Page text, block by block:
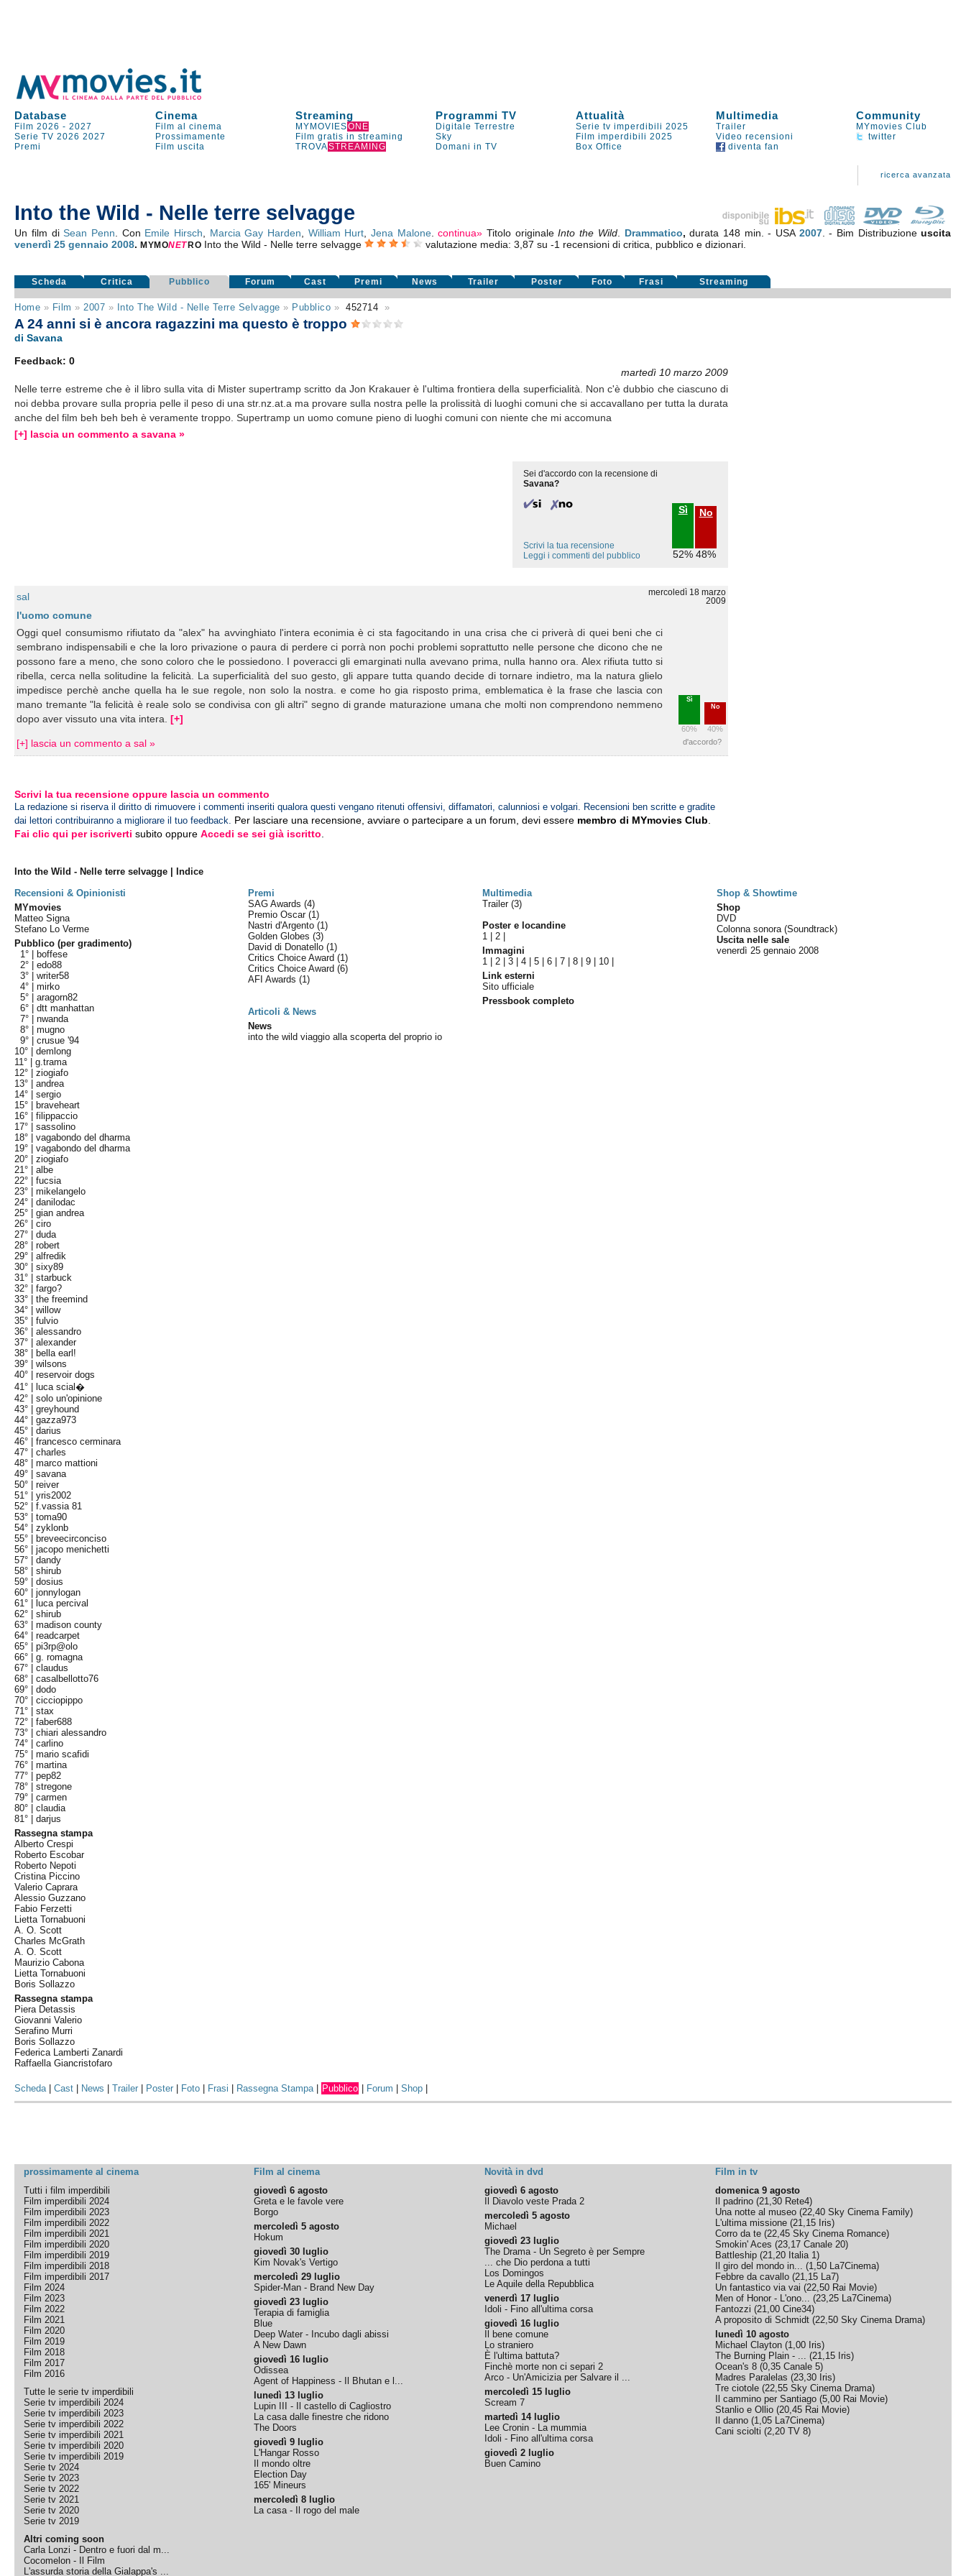
Database Cinema Streaming Programmi TV Attualità Multimedia Community
Film 2026 -2027 Film al cinema MYMOVIESONE Digitale Terrestre Serie tv imperdibili 2025 Trailer
MYmovies Club
Serie TV 2026 2027 Prossimamente Film gratis in streaming Sky Film imperdibili 2025 Video recensioni
twitter
Premi
Film uscita TROVASTREAMING Domani in TV Box Office diventa fan
ricerca avanzata
Into the Wild - Nelle terre selvagge
Un film diSean Penn . Con Emile Hirsch Marcia Gay Harden William Hurt ,Jena Malone.continua» Titolo originaleInto the Wild. Drammatico,durata 148 min. - USA 2007. - Bim Distribuzioneuscita
venerdì 25 gennaio 2008.MYMONET RO Into the Wild - Nelle terre selvagge valutazione media: 3,87 su -1 recensioni di critica, pubblico e dizionari.
Scheda Critica Pubblico Forum Cast Premi News Trailer Poster Foto Frasi Streaming
Home » Film » 2007 » Into The Wild - Nelle Terre Selvagge » Pubblico » 452714 »
A 24 anni si è ancora ragazzini ma questo è troppo
di Savana
Feedback: 0
martedì 10 marzo 2009
Nelle terre estreme che è il libro sulla vita di Mister supertramp scritto da Jon Krakauer è l'ultima frontiera della superficialità. Non c'è dubbio che ciascuno di
noi debba provare sulla propria pelle il peso di una str.nz.at.a ma provare sulla nostra pelle la prolissità di luoghi comuni che si accavallano per tutta la durata
anche del film beh beh beh è veramente troppo. Supertramp un uomo comune pieno di luoghi comuni con niente che mi accomuna
[+] lascia un commento a savana »
Sei d'accordo con la recensione di
Savana?
Sì
52%
No
48%
Scrivi la tua recensione
Leggi i commenti del pubblico
sal
mercoledì 18 marzo
2009
l'uomo comune
Sì
60%
No
40%
Oggi quel consumismo rifiutato da "alex" ha avvinghiato l'intera econimia è ci sta fagocitando in una crisa che ci priverà di quei beni che ci
sembrano indispensabili e che la loro privazione o paura di perdere ci porrà non pochi problemi soprattutto nelle persone che dicono che ne
possono fare a meno, che sono coloro che le possiedono. I poveracci gli emarginati nulla avevano prima, nulla hanno ora. Alex rifiuta tutto si
ribella, cerca nella solitudine la felicità. La superficialità del suo gesto, gli appare tutta quando decide di tornare indietro, ma la natura glielo
impedisce perchè anche quella ha le sue regole, non solo la nostra. e come ho gia risposto prima, emblematica è la frase che lascia con
mano tremante "la felicità è reale solo se condivisa con gli altri" segno di grande maturazione umana che molti non comprendono nemmeno
dopo aver vissuto una vita intera.[+]
[+] lascia un commento a sal » d'accordo?
Scrivi la tua recensione oppure lascia un commento
La redazione si riserva il diritto di rimuovere i commenti inseriti qualora questi vengano ritenuti offensivi, diffamatori, calunniosi e volgari. Recensioni ben scritte e gradite
dai lettori contribuiranno a migliorare il tuo feedback. Per lasciare una recensione, avviare o partecipare a un forum, devi essere membro di MYmovies Club
Fai clic qui per iscriverti subito oppureAccedi se sei già iscritto
Into the Wild - Nelle terre selvagge | Indice
Recensioni & Opinionisti
Premi Multimedia
Shop & Showtime
MYmovies
Matteo Signa
Stefano Lo Verme
Pubblico (per gradimento)
1° |
boffese
2° |edo88
3° |writer58
4° |mirko
5° |aragorn82
6° |dtt manhattan
7° |nwanda
8° |mugno
9° |crusue '94
10° |demlong
11° |g.trama
12° |ziogiafo
13° |andrea
14° |sergio
15° |
braveheart
16° |filippaccio
17° |sassolino
18° |vagabondo del dharma
19° |vagabondo del dharma
20° |ziogiafo
21° |albe
22° |fucsia
23° |mikelangelo
24° |danilodac
25° |gian andrea
26° |ciro
27° |duda
28° |robert
29° |alfredik
30° |sixy89
31° |starbuck
32° |fargo?
33° |the freemind
34° |willow
35° |fulvio
36° |alessandro
37° |alexander
38° |
bella earl!
39° |wilsons
40° |reservoir dogs
41° |
luca scial�
42° |solo un'opinione
43° |greyhound
44° |gazza973
45° |darius
46° |francesco cerminara
47° |charles
48° |marco mattioni
49° |savana
50° |reiver
51° |yris2002
52° |f.vassia 81
53° |toma90
54° |zyklonb
55° |
breveecirconciso
56° |jacopo menichetti
57° |dandy
58° |shirub
59° |dosius
60° |jonnylogan
61° |
luca percival
62° |shirub
63° |madison county
64° |readcarpet
65° |pi3rp@olo
66° |g. romagna
67° |claudus
68° |casalbellotto76
69° |dodo
70° |cicciopippo
71° |stax
72° |faber688
73° |chiari alessandro
74° |carlino
75° |mario scafidi
76° |martina
77° |pep82
78° |stregone
79° |carmen
80° |claudia
81° |darjus
Rassegna stampa
Alberto Crespi
Roberto Escobar
Roberto Nepoti
Cristina Piccino
Valerio Caprara
Alessio Guzzano
Fabio Ferzetti
Lietta Tornabuoni
A. O. Scott
Charles McGrath
A. O. Scott
Maurizio Cabona
Lietta Tornabuoni
Boris Sollazzo
Rassegna stampa
Piera Detassis
Giovanni Valerio
Serafino Murri
Boris Sollazzo
Federica Lamberti Zanardi
Raffaella Giancristofaro
SAG Awards(4)
Premio Oscar(1)
Nastri d'Argento(1)
Golden Globes(3)
David di Donatello(1)
Critics Choice Award(1)
Critics Choice Award(6)
AFI Awards(1)
Articoli & News
News
into the wild viaggio alla scoperta del proprio io
Trailer (3)
Poster e locandine
1 |2
Immagini
1 |2 |3 |4 |5 |6 |7 |8 |9 10
Link esterni
Sito ufficiale
Pressbook completo
Shop
DVD
Colonna sonora (Soundtrack)
Uscita nelle sale
venerdì 25 gennaio 2008
Scheda|Cast News |Trailer Poster Foto Frasi Rassegna Stampa| Pubblico Forum |Shop
prossimamente al cinema Film al cinema Novità in dvd
Film in tv
Tutti i film imperdibili
Film imperdibili 2024
Film imperdibili 2023
Film imperdibili 2022
Film imperdibili 2021
Film imperdibili 2020
Film imperdibili 2019
Film imperdibili 2018
Film imperdibili 2017
Film 2024
Film 2023
Film 2022
Film 2021
Film 2020
Film 2019
Film 2018
Film 2017
Film 2016
Tutte le serie tv imperdibili
Serie tv imperdibili 2024
Serie tv imperdibili 2023
Serie tv imperdibili 2022
Serie tv imperdibili 2021
Serie tv imperdibili 2020
Serie tv imperdibili 2019
Serie tv 2024
Serie tv 2023
Serie tv 2022
Serie tv 2021
Serie tv 2020
Serie tv 2019
Altri coming soon
Carla Lonzi - Dentro e fuori dal m...
Cocomelon - Il Film
L'assurda storia della Gialappa's ...
giovedì 6 agosto
Greta e le favole vere
Borgo
mercoledì 5 agosto
Hokum
giovedì 30 luglio
Kim Novak's Vertigo
mercoledì 29 luglio
Spider-Man - Brand New Day
giovedì 23 luglio
Terapia di famiglia
Blue
Deep Water - Incubo dagli abissi
A New Dawn
giovedì 16 luglio
Odissea
Agent of Happiness - Il Bhutan e l...
lunedì 13 luglio
Lupin III - Il castello di Cagliostro
La casa dalle finestre che ridono
The Doors
giovedì 9 luglio
L'Hangar Rosso
Il mondo oltre
Election Day
165' Mineurs
mercoledì 8 luglio
La casa - Il rogo del male
giovedì 6 agosto
Il Diavolo veste Prada 2
mercoledì 5 agosto
Michael
giovedì 23 luglio
The Drama - Un Segreto è per Sempre
... che Dio perdona a tutti
Los Domingos
Le Aquile della Repubblica
venerdì 17 luglio
Idoli - Fino all'ultima corsa
giovedì 16 luglio
Il bene comune
Lo straniero
È l'ultima battuta?
Finchè morte non ci separi 2
Arco - Un'Amicizia per Salvare il ...
mercoledì 15 luglio
Scream 7
martedì 14 luglio
Lee Cronin - La mummia
Idoli - Fino all'ultima corsa
giovedì 2 luglio
Buen Camino
domenica 9 agosto
Il padrino (21,30 Rete4)
Una notte al museo (22,40 Sky Cinema Family)
L'ultima missione (21,15 Iris)
Corro da te (22,45 Sky Cinema Romance)
Smokin' Aces (23,17 Canale 20)
Battleship (21,20 Italia 1)
Il giro del mondo in... (1,50 La7Cinema)
Febbre da cavallo (21,15 La7)
Un fantastico via vai (22,50 Rai Movie)
Men of Honor - L'ono... (23,25 La7Cinema)
Fantozzi (21,00 Cine34)
A proposito di Schmidt (22,50 Sky Cinema Drama)
lunedì 10 agosto
Michael Clayton (1,00 Iris)
The Burning Plain - ... (21,15 Iris)
Ocean's 8 (0,35 Canale 5)
Madres Paralelas (23,30 Iris)
Tre ciotole (22,55 Sky Cinema Drama)
Il cammino per Santiago (5,00 Rai Movie)
Stanlio e Ollio (20,45 Rai Movie)
Il danno (1,05 La7Cinema)
Cani sciolti (2,20 TV 8)